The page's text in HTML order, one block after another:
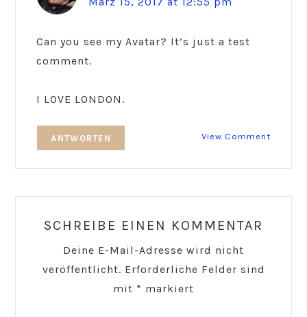
Can you see my Avatar? It’s just a test
comment.
I LOVE LONDON.
View Comment
ANTWORTEN
SCHREIBE EINEN KOMMENTAR
Deine E-Mail-Adresse wird nicht
veröffentlicht. Erforderliche Felder sind
mit * markiert